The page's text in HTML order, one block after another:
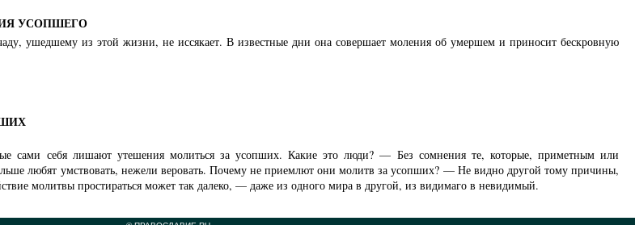
УСОПШЕГО
ушедшему из этой жизни, не иссякает. В известные дни она совершает моления об умершем и приносит бескровную
сами себя лишают утешения молиться за усопших. Какие это люди? — Без сомнения те, которые, приметным или
любят умствовать, нежели веровать. Почему не приемлют они молитв за усопших? — Не видно другой тому причины,
молитвы простираться может так далеко, — даже из одного мира в другой, из видимаго в невидимый.